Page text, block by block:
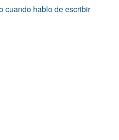
cuando hablo de escribir